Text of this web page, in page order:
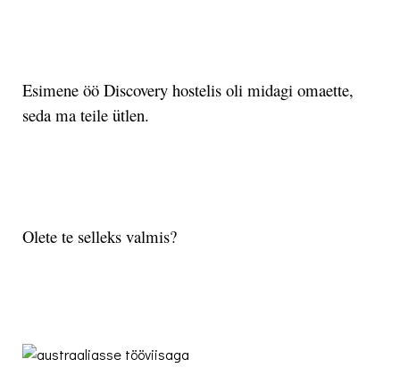
Esimene öö Discovery hostelis oli midagi omaette,
seda ma teile ütlen.
Olete te selleks valmis?